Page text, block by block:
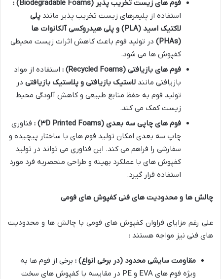
فوم های زیست تخریب پذیر (Biodegradable Foams)
:
استفاده از پلیمرهای زیست تخریب پذیر مانند پلی
لاکتیک اسید (PLA)
و پلی هیدروکسی آلکانوات ها
(PHAs)
در تولید فوم باعث کاهش اثرات زیست محیطی
کفپوش ها می شود.
فوم های بازیافتی (Recycled Foams)
: استفاده از مواد
بازیافتی مانند لاستیک بازیافتی و پلاستیک بازیافتی در
تولید فوم به حفظ منابع طبیعی و کاهش آلودگی محیط
زیست کمک می کند.
فوم های چاپی سه بعدی ( ۳D Printed Foams)
: فناوری
چاپ سه بعدی امکان تولید فوم های با ساختار پیچیده و
سفارشی را فراهم می کند. این فناوری می تواند در تولید
کفپوش های با عملکرد بهینه و طراحی منحصربه فرد مورد
استفاده قرار گیرد.
چالش ها و محدودیت های فنی کفپوش های فومی
علی رغم مزایای فراوان کفپوش های فومی با چالش ها و محدودیت
های فنی نیز مواجه هستند :
مقاومت سایشی محدود (در برخی انواع) : برخی از فوم ها به
ویژه فوم های
و
در مقایسه با کفپوش های سخت